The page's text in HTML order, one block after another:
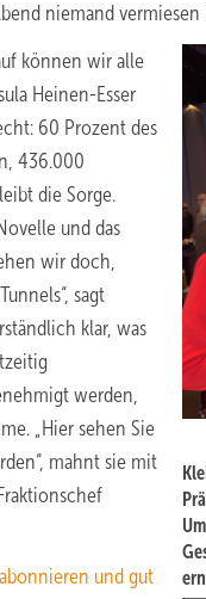
niemand vermiesen
können wir alle
Heinen-Esser
60 Prozent des
436.000
die Sorge.
und das
wir doch,
sagt
klar, was
werden,
„Hier sehen Sie
mahnt sie mit
und gut